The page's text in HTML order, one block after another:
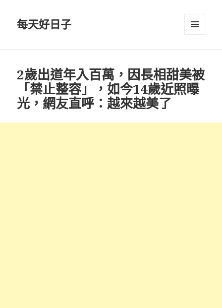
每天好日子
2歲出道年入百萬，因長相甜美被
「禁止整容」，如今14歲近照曝
光，網友直呼：越來越美了